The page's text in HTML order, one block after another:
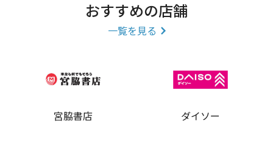
おすすめの店舗
一覧を見る
宮脇書店 ダイソー